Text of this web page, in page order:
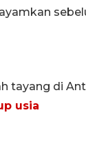
tayang di
usia